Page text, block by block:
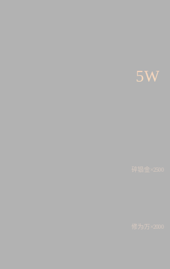
5W
碎银/金×2500
修为/万×2000